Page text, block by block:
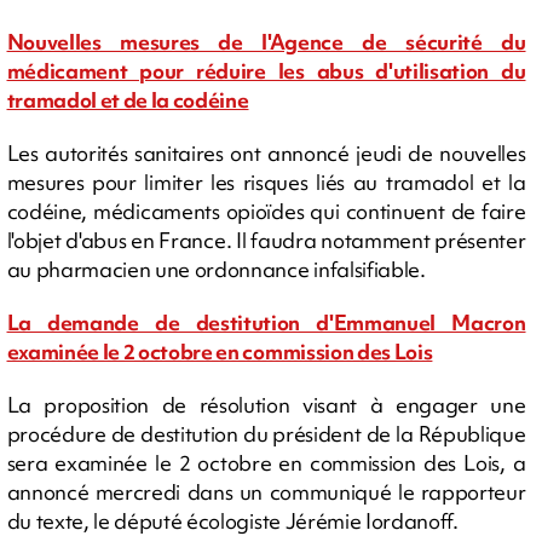
Nouvelles mesures de l'Agence de sécurité du
médicament pour réduire les abus d'utilisation du
tramadol et de la codéine
Les autorités sanitaires ont annoncé jeudi de nouvelles
mesures pour limiter les risques liés au tramadol et la
codéine, médicaments opioïdes qui continuent de faire
l'objet d'abus en France. Il faudra notamment présenter
au pharmacien une ordonnance infalsifiable.
La demande de destitution d'Emmanuel Macron
examinée le 2 octobre en commission des Lois
La proposition de résolution visant à engager une
procédure de destitution du président de la République
sera examinée le 2 octobre en commission des Lois, a
annoncé mercredi dans un communiqué le rapporteur
du texte, le député écologiste Jérémie Iordanoff.